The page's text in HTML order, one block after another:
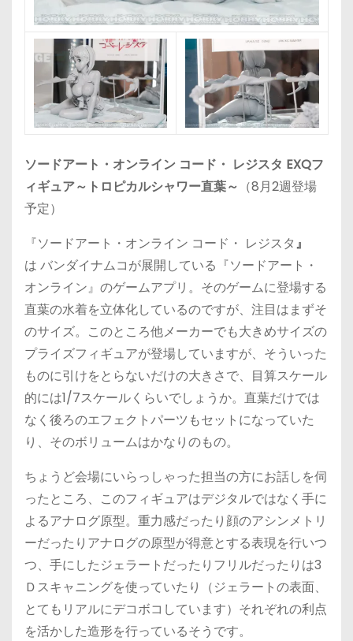
ソードアート・オンライン コード・ レジスタ EXQフ
ィギュア～トロピカルシャワー直葉～ （8月2週登場
予定）
『ソードアート・オンライン コード・ レジスタ』
は バンダイナムコが展開している『ソードアート・
オンライン』のゲームアプリ。そのゲームに登場する
直葉の水着を立体化しているのですが、注目はまずそ
のサイズ。このところ他メーカーでも大きめサイズの
プライズフィギュアが登場していますが、そういった
ものに引けをとらないだけの大きさで、目算スケール
的には1/7スケールくらいでしょうか。直葉だけでは
なく後ろのエフェクトパーツもセットになっていた
り、そのボリュームはかなりのもの。
ちょうど会場にいらっしゃった担当の方にお話しを伺
ったところ、このフィギュアはデジタルではなく手に
よるアナログ原型。重力感だったり顔のアシンメトリ
ーだったりアナログの原型が得意とする表現を行いつ
つ、手にしたジェラートだったりフリルだったりは3
Ｄスキャニングを使っていたり（ジェラートの表面、
とてもリアルにデコボコしています）それぞれの利点
を活かした造形を行っているそうです。